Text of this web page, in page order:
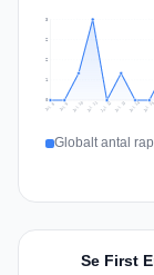
1
2
2
3
Jul 8 Jul 9 Jul 10 Jul 11 Jul 12 Jul 13 Jul 14 Jul 15
Globalt antal
Se First